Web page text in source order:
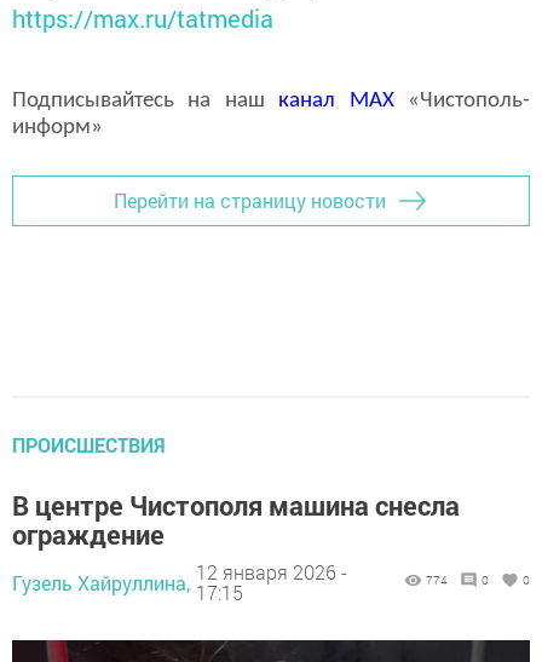
https://max.ru/tatmedia
Подписывайтесь на наш канал MAX«Чистополь-
информ»
Перейти на страницу новости
ПРОИСШЕСТВИЯ
В центре Чистополя машина снесла
ограждение
Гузель Хайруллина, 12 января 2026 -
17:15
774 0 0